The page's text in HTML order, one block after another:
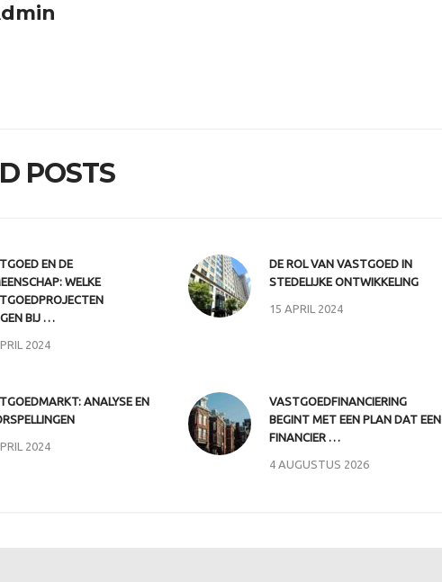
POSTS
EN DE
WELKE
BIJ …
2024
DE ROL VAN VASTGOED IN
STEDELIJKE ONTWIKKELING
15 APRIL 2024
ANALYSE EN
2024
VASTGOEDFINANCIERING
BEGINT MET EEN PLAN DAT EEN
FINANCIER …
4 AUGUSTUS 2026